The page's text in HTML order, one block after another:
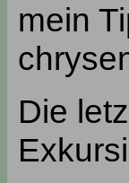
mein
Die